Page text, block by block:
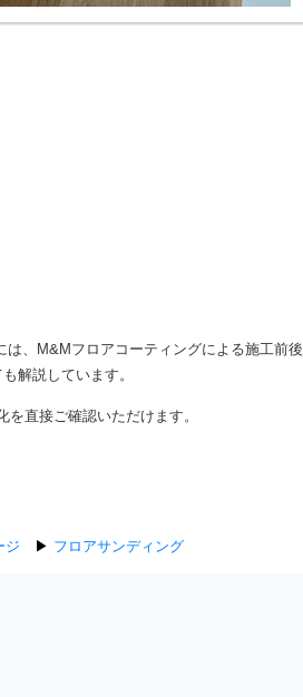
、M&Mフロアコーティングによる施工前後
解説しています。
直接ご確認いただけます。
ジ ▶ フロアサンディング